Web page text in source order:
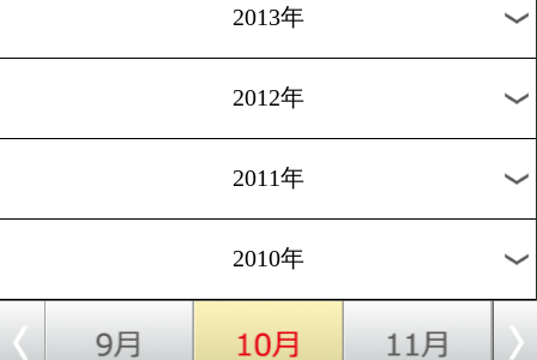
2017年
2016年
2015年
2014年